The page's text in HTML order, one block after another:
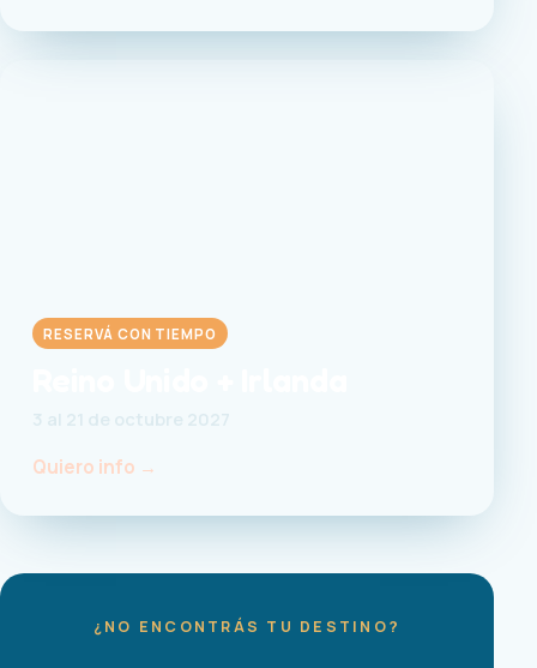
RESERVÁ CON TIEMPO
3 al 21 de octubre 2027
Quiero info →
¿NO ENCONTRÁS TU DESTINO?